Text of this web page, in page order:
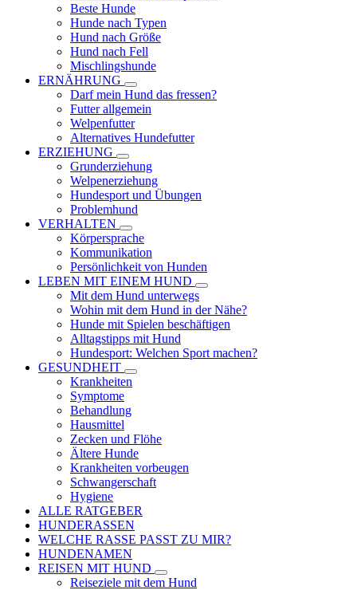
Beste Hunde
Hunde nach Typen
Hund nach Größe
Hund nach Fell
Mischlingshunde
ERNÄHRUNG
Darf mein Hund das fressen?
Futter allgemein
Welpenfutter
Alternatives Hundefutter
ERZIEHUNG
Grunderziehung
Welpenerziehung
Hundesport und Übungen
Problemhund
VERHALTEN
Körpersprache
Kommunikation
Persönlichkeit von Hunden
LEBEN MIT EINEM HUND
Mit dem Hund unterwegs
Wohin mit dem Hund in der Nähe?
Hunde mit Spielen beschäftigen
Alltagstipps mit Hund
Hundesport: Welchen Sport machen?
GESUNDHEIT
Krankheiten
Symptome
Behandlung
Hausmittel
Zecken und Flöhe
Ältere Hunde
Krankheiten vorbeugen
Schwangerschaft
Hygiene
ALLE RATGEBER
HUNDERASSEN
WELCHE RASSE PASST ZU MIR?
HUNDENAMEN
REISEN MIT HUND
Reiseziele mit dem Hund